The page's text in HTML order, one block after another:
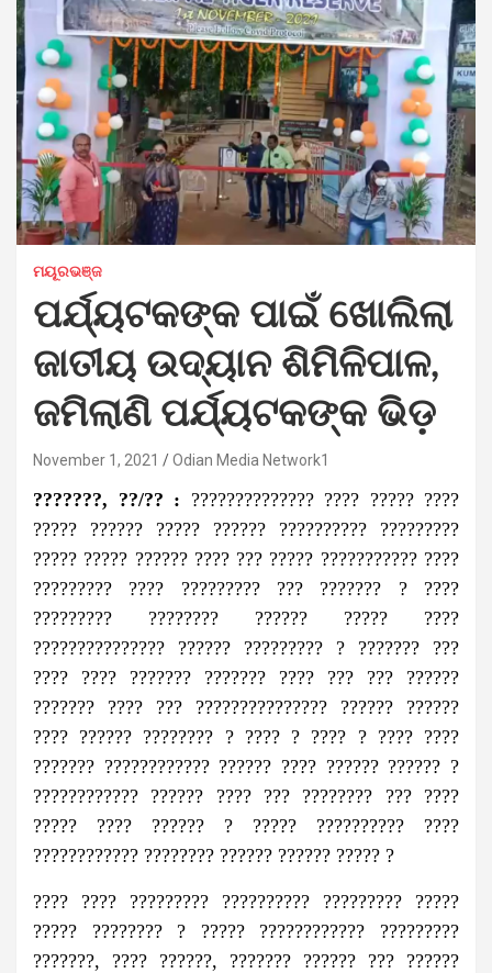
ମୟୂରଭଞ୍ଜ
ପର୍ଯ୍ୟଟକଙ୍କ ପାଇଁ ଖୋଲିଲା
ଜାତୀୟ ଉଦ୍ୟାନ ଶିମିଳିପାଳ,
ଜମିଲାଣି ପର୍ଯ୍ୟଟକଙ୍କ ଭିଡ଼
November 1, 2021 Odian Media Network1
???????, ??/?? : ?????????????? ???? ????? ????
????? ?????? ????? ?????? ?????????? ?????????
????? ????? ?????? ???? ??? ????? ??????????? ????
????????? ???? ????????? ??? ??????? ? ????
????????? ???????? ?????? ????? ????
??????????????? ?????? ????????? ? ??????? ???
???? ???? ??????? ??????? ???? ??? ??? ??????
??????? ???? ??? ??????????????? ?????? ??????
???? ?????? ???????? ? ???? ? ???? ? ???? ????
??????? ???????????? ?????? ???? ?????? ?????? ?
???????????? ?????? ???? ??? ???????? ??? ????
????? ???? ?????? ? ????? ?????????? ????
???????????? ???????? ?????? ?????? ????? ?
???? ???? ????????? ?????????? ????????? ?????
????? ???????? ? ????? ???????????? ?????????
???????, ???? ??????, ??????? ?????? ??? ??????